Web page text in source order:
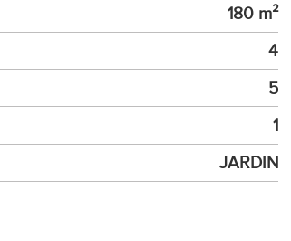
180 m²
4
5
1
JARDIN